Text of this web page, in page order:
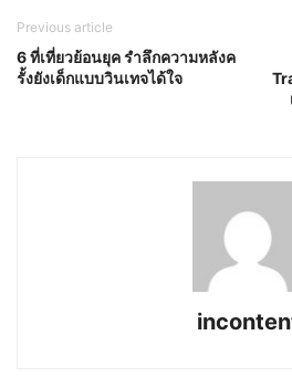
Previous article
6 ที่เที่ยวย้อนยุค รำลึกความหลังค
รั้งยังเด็กแบบวินเทจได้ใจ